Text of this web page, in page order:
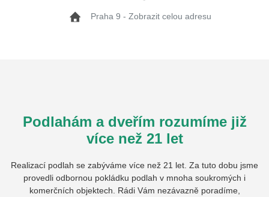
Praha 9 - Zobrazit celou adresu
Podlahám a dveřím rozumíme již
více než 21 let
Realizací podlah se zabýváme více než 21 let. Za tuto dobu jsme
provedli odbornou pokládku podlah v mnoha soukromých i
komerčních objektech. Rádi Vám nezávazně poradíme,